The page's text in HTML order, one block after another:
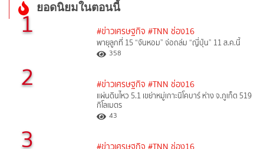
ยอดนิยมในตอนนี้
1 #ข่าวเศรษฐกิจ #TNN ช่อง16
พายุลูกที่ 15 “จันหอม” จ่อถล่ม “ญี่ปุ่น” 11 ส.ค.นี้
358
2 #ข่าวเศรษฐกิจ #TNN ช่อง16
แผ่นดินไหว 5.1 เขย่าหมู่เกาะนิโคบาร์ ห่าง จ.ภูเก็ต 519
กิโลเมตร
43
3